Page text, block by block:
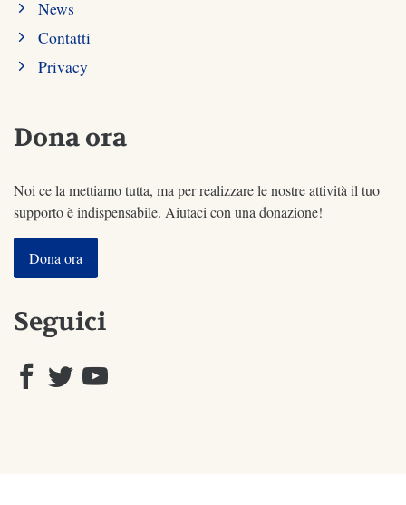
News
Contatti
Privacy
Dona ora
Noi ce la mettiamo tutta, ma per realizzare le nostre attività il tuo
supporto è indispensabile. Aiutaci con una donazione!
Dona ora
Seguici